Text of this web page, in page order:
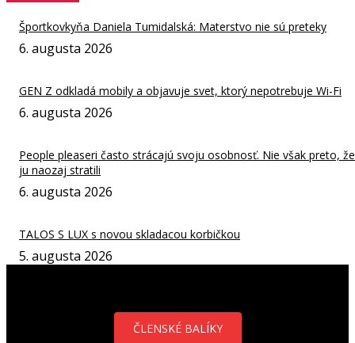
Športkovkyňa Daniela Tumidalská: Materstvo nie sú preteky
6. augusta 2026
GEN Z odkladá mobily a objavuje svet, ktorý nepotrebuje Wi-Fi
6. augusta 2026
People pleaseri často strácajú svoju osobnosť. Nie však preto,
ju naozaj stratili
6. augusta 2026
TALOS S LUX s novou skladacou korbičkou
5. augusta 2026
ČLENSKÉ BALÍKY